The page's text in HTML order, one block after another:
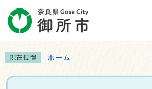
現在位置 ホーム